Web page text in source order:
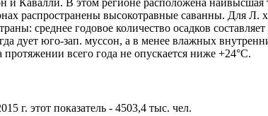
распространены высокотравные саванны. Для Л.
среднее годовое количество осадков
дует юго-зап. муссон, а в менее влажных
всего года не опускается ниже +24°C.
г. этот показатель - 4503,4 тыс. чел.